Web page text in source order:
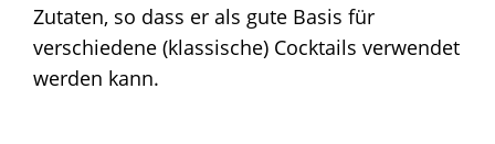
Zutaten, so dass er als gute Basis für
verschiedene (klassische) Cocktails verwendet
werden kann.